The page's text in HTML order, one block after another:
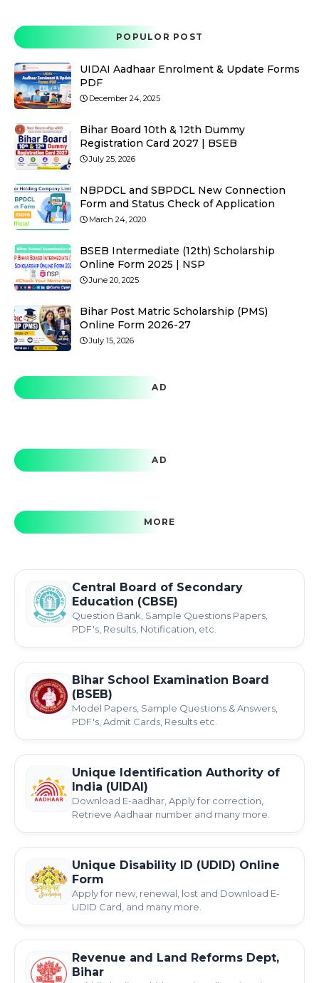
POPULOR POST
UIDAI Aadhaar Enrolment & Update Forms
PDF
December 24, 2025
Bihar Board 10th & 12th Dummy
Registration Card 2027 | BSEB
July 25, 2026
NBPDCL and SBPDCL New Connection
Form and Status Check of Application
March 24, 2020
BSEB Intermediate (12th) Scholarship
Online Form 2025 | NSP
June 20, 2025
Bihar Post Matric Scholarship (PMS)
Online Form 2026-27
July 15, 2026
AD
AD
MORE
Central Board of Secondary
Education (CBSE)
Question Bank, Sample Questions Papers,
PDF's, Results, Notification, etc.
Bihar School Examination Board
(BSEB)
Model Papers, Sample Questions & Answers,
PDF's, Admit Cards, Results etc.
Unique Identification Authority of
India (UIDAI)
Download E-aadhar, Apply for correction,
Retrieve Aadhaar number and many more.
Unique Disability ID (UDID) Online
Form
Apply for new, renewal, lost and Download E-
UDID Card, and many more.
Revenue and Land Reforms Dept,
Bihar